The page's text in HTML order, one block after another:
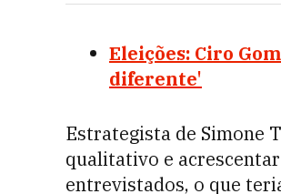
Eleições: Ciro
diferente'
Estrategista de Simone
qualitativo e
entrevistados, o que